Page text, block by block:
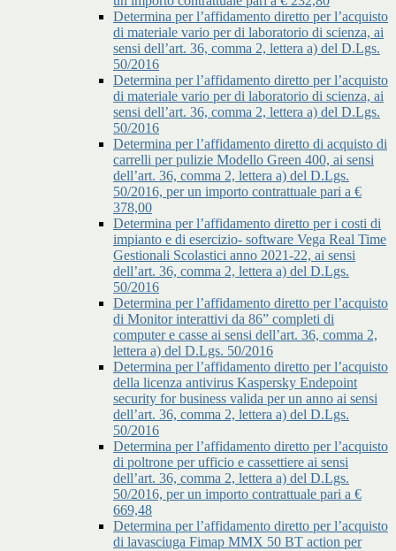
Determina per l’affidamento diretto per l’acquisto
di materiale vario per di laboratorio di scienza, ai
sensi dell’art. 36, comma 2, lettera a) del D.Lgs.
50/2016
Determina per l’affidamento diretto per l’acquisto
di materiale vario per di laboratorio di scienza, ai
sensi dell’art. 36, comma 2, lettera a) del D.Lgs.
50/2016
Determina per l’affidamento diretto di acquisto di
carrelli per pulizie Modello Green 400, ai sensi
dell’art. 36, comma 2, lettera a) del D.Lgs.
50/2016, per un importo contrattuale pari a €
378,00
Determina per l’affidamento diretto per i costi di
impianto e di esercizio- software Vega Real Time
Gestionali Scolastici anno 2021-22, ai sensi
dell’art. 36, comma 2, lettera a) del D.Lgs.
50/2016
Determina per l’affidamento diretto per l’acquisto
di Monitor interattivi da 86” completi di
computer e casse ai sensi dell’art. 36, comma 2,
lettera a) del D.Lgs. 50/2016
Determina per l’affidamento diretto per l’acquisto
della licenza antivirus Kaspersky Endepoint
security for business valida per un anno ai sensi
dell’art. 36, comma 2, lettera a) del D.Lgs.
50/2016
Determina per l’affidamento diretto per l’acquisto
di poltrone per ufficio e cassettiere ai sensi
dell’art. 36, comma 2, lettera a) del D.Lgs.
50/2016, per un importo contrattuale pari a €
669,48
Determina per l’affidamento diretto per l’acquisto
di lavasciuga Fimap MMX 50 BT action per